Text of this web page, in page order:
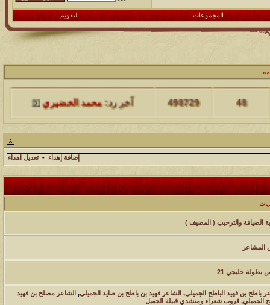
المجموعات التقويم
آخر رد: محمد الخضيري
مشاركات المشاهدات آخر مشاركة
17
231804 آخر رد:محمد الخضيري
مشاركات المشاهدات
آخر مشاركة
12
177584 آخر رد:محمد الخضيري
مشاركات المشاهدات
مشاركات
24
212805 آخر رد:محمد الخضيري
إضافة إهداء - تعديل اهداء
الضيافة والترحيب ( المضيف )
بطولة خليجي 21
باطح بن فهيد الباطح الجميلي, الشاعر فهيد بن باطح بن صايد الجميلي, الشاعر مصلح بن فهيد
الجميلي, قروب شعراء ومنشدي قبيلة الجميل